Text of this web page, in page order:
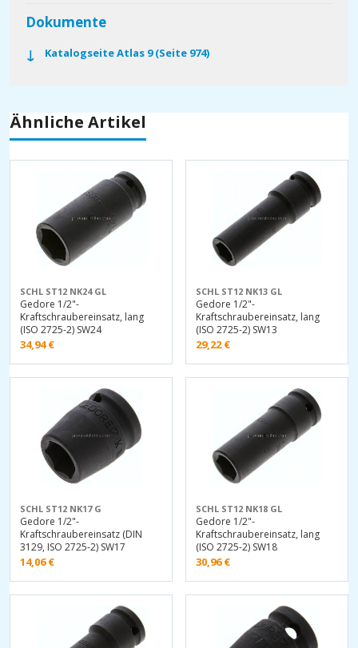
Dokumente
Katalogseite Atlas 9 (Seite 974)
Ähnliche Artikel
SCHL ST12 NK24 GL
Gedore 1/2"-
Kraftschraubereinsatz, lang
(ISO 2725-2) SW24
34,94€
SCHL ST12 NK13 GL
Gedore 1/2"-
Kraftschraubereinsatz, lang
(ISO 2725-2) SW13
29,22€
SCHL ST12 NK17 G
Gedore 1/2"-
Kraftschraubereinsatz (DIN
3129, ISO 2725-2) SW17
14,06€
SCHL ST12 NK18 GL
Gedore 1/2"-
Kraftschraubereinsatz, lang
(ISO 2725-2) SW18
30,96€